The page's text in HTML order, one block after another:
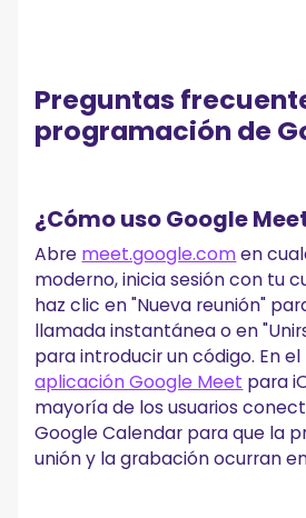
Preguntas
programación de
¿Cómo uso Google
Abre meet.google.comen
moderno, inicia sesión con tu
haz clic en "Nueva reunión"
llamada instantánea o en
para introducir un código. En
aplicación Google Meet para
mayoría de los usuarios
Google Calendar para que la
unión y la grabación ocurran